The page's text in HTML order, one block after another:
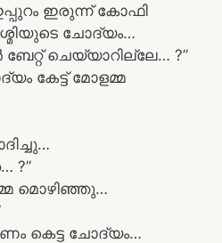
ഇരുന്ന് കോഫി
ചോദ്യം…
ബേറ്റ് ചെയ്യാറില്ലേ… ?”
കേട്ട് മോളമ്മ
?”
മൊഴിഞ്ഞു…
കെട്ട ചോദ്യം…